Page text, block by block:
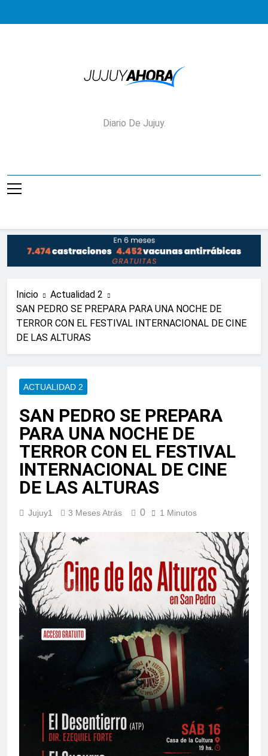
Jujuy Ahora!
Diario De Jujuy.
Inicio
Actualidad 2
SAN PEDRO SE PREPARA PARA UNA NOCHE DE
TERROR CON EL FESTIVAL INTERNACIONAL DE CINE
DE LAS ALTURAS
ACTUALIDAD 2
SAN PEDRO SE PREPARA
PARA UNA NOCHE DE
TERROR CON EL FESTIVAL
INTERNACIONAL DE CINE
DE LAS ALTURAS
Jujuy1 3 Meses Atrás 0 1 Minutos